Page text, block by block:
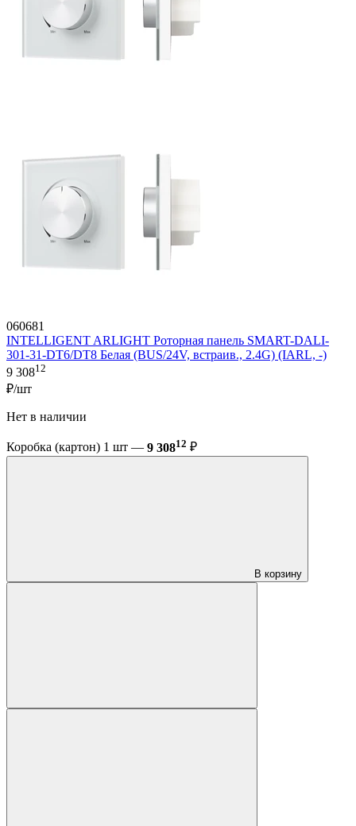
060681
INTELLIGENT ARLIGHT Роторная панель SMART-DALI-
301-31-DT6/DT8 Белая (BUS/24V, встраив., 2.4G) (IARL, -)
9 30812
₽/шт
Нет в наличии
Коробка (картон) 1 шт — 9 30812 ₽
В корзину